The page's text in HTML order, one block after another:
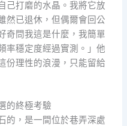
己打磨的水晶。我將它放
然已退休，但偶爾會回公
奇問我這是什麼，我簡單
率穩定度經過實測。」他
份理性的浪漫，只能留給
的終極考驗
的，是一間位於巷弄深處